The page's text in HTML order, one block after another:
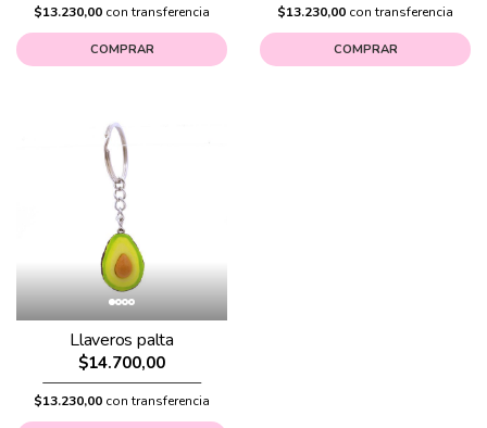
$13.230,00 con transferencia
COMPRAR
$13.230,00 con transferencia
COMPRAR
Llaveros palta
$14.700,00
$13.230,00 con transferencia